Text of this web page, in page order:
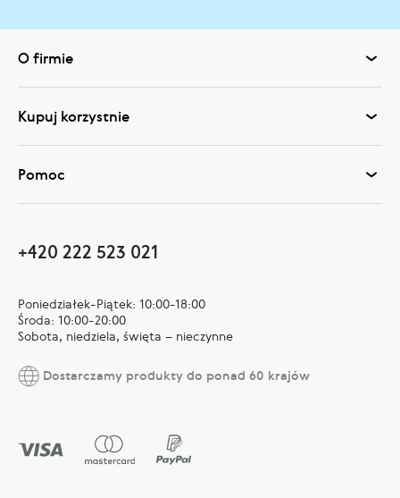
O firmie
Kupuj korzystnie
Pomoc
+420 222 523 021
Poniedziałek-Piątek: 10:00-18:00
Środa: 10:00-20:00
Sobota, niedziela, święta – nieczynne
Dostarczamy produkty do ponad 60 krajów